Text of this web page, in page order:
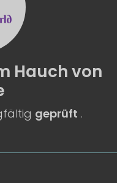
Hauch von
geprüft .